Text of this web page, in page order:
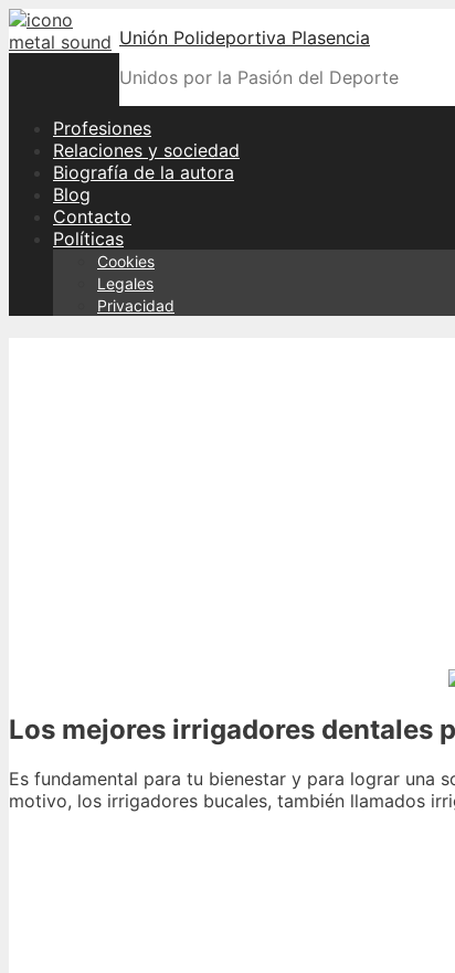
Skip
to
Unión Polideportiva Plasencia
Unidos por la Pasión del Deporte
Profesiones
Relaciones y sociedad
Biografía de la autora
Blog
Contacto
Políticas
Cookies
Legales
Privacidad
Los mejores irrigadores dentales
Es fundamental para tu bienestar y para lograr una
motivo, los irrigadores bucales, también llamados